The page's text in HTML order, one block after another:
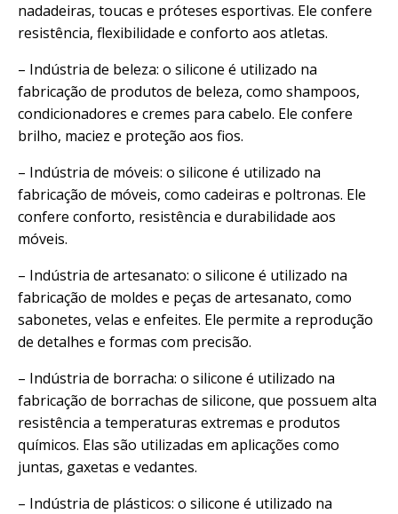
nadadeiras, toucas e próteses esportivas. Ele confere
resistência, flexibilidade e conforto aos atletas.
– Indústria de beleza: o silicone é utilizado na
fabricação de produtos de beleza, como shampoos,
condicionadores e cremes para cabelo. Ele confere
brilho, maciez e proteção aos fios.
– Indústria de móveis: o silicone é utilizado na
fabricação de móveis, como cadeiras e poltronas. Ele
confere conforto, resistência e durabilidade aos
móveis.
– Indústria de artesanato: o silicone é utilizado na
fabricação de moldes e peças de artesanato, como
sabonetes, velas e enfeites. Ele permite a reprodução
de detalhes e formas com precisão.
– Indústria de borracha: o silicone é utilizado na
fabricação de borrachas de silicone, que possuem alta
resistência a temperaturas extremas e produtos
químicos. Elas são utilizadas em aplicações como
juntas, gaxetas e vedantes.
– Indústria de plásticos: o silicone é utilizado na